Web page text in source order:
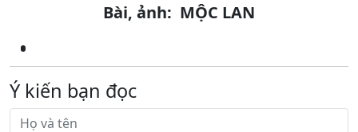
Bài, ảnh: MỘC LAN
Ý kiến bạn đọc